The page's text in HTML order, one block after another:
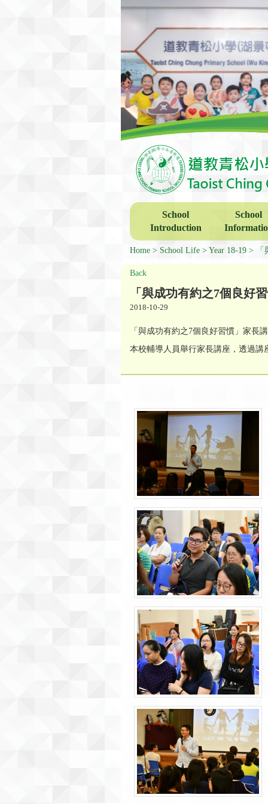
School
Introduction
School
Home School Life Year 18-19
Back
「與成功有約之7個良好
2018-10-29
「與成功有約之7個良好習慣」家長
本校輔導人員舉行家長講座，透過講